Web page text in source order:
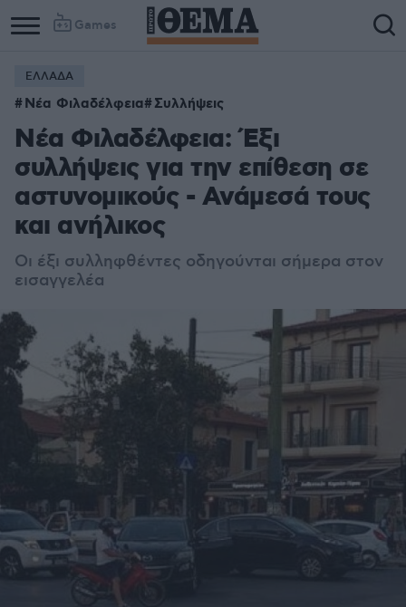
Games
ΕΛΛΑΔΑ
Νέα Φιλαδέλφεια Συλλήψεις
Νέα Φιλαδέλφεια: Έξι
συλλήψεις για την επίθεση σε
αστυνομικούς - Ανάμεσά τους
και ανήλικος
Οι έξι συλληφθέντες οδηγούνται σήμερα στον
εισαγγελέα